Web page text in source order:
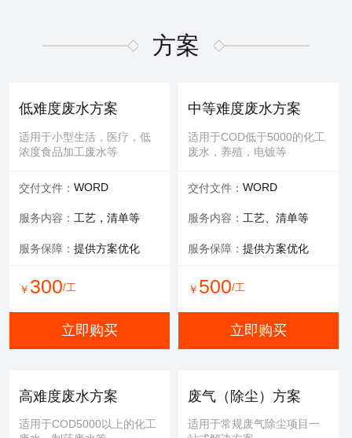
制，增加或删减功能版块等
维修内容：提供编程服务
可选服务：提供管线材料
立即购买
式膜，板式膜，陶瓷膜等
可选服务：提供清洗药剂
服务保障：通量至70%
立即购买
有限空间作业
适用于一体化设备内部，
井，窖，地下操作室等
安全保障：专业设备持证
服务内容：清理，维修等
填料更换
适用于河道，池塘，景观
水，污水池体，环保设备等
可选服务：填料购买
方案
低难度废水方案
适用于小型生活，医疗，低
浓度食品加工废水等
交付文件： WORD
服务内容： 工艺，清单等
服务保障： 提供方案优化
￥ 300/工
立即购买
中等难度废水方案
适用于COD低于5000的化工
废水，养殖，电镀等
交付文件： WORD
服务内容： 工艺、清单等
服务保障： 提供方案优化
￥ 500/工
立即购买
高难度废水方案
适用于COD5000以上的化工
废气（除尘）方案
适用于常规废气除尘项目一